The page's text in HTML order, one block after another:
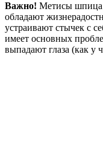
Важно! Метисы шпица
обладают
устраивают стычек с
имеет основных
выпадают глаза (как у